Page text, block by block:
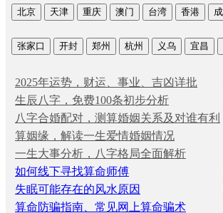
北京 天津 重庆 澳门 台湾 香港
张家口 开封 郑州 杭州 义乌 宜昌
2025年运势，财运、事业、吉凶详批
生辰八字，免费100条初步分析
八字合婚配对，测算婚姻关系及对谁有利
算姻缘，解读一生爱情婚姻情况
一生大事分析，八字格局全面解析
如何线下寻找算命师傅
失眠可能存在的风水原因
算命防骗指南、常见网上算命骗术